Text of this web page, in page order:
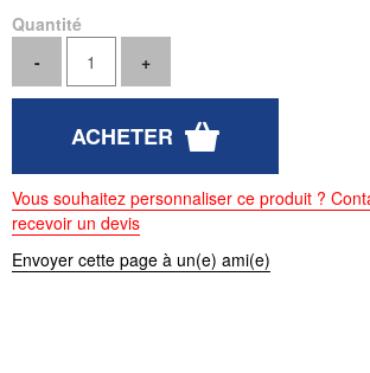
Quantité
Vous souhaitez personnaliser ce produit ?
recevoir un devis
Envoyer cette page à un(e) ami(e)